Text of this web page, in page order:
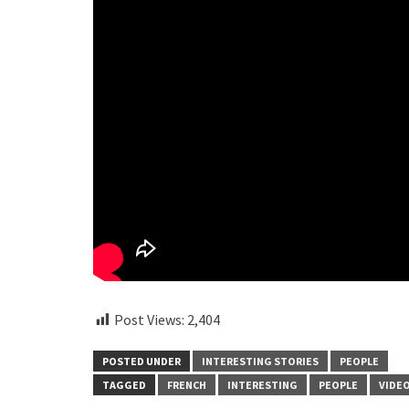
Post Views: 2,404
POSTED UNDER INTERESTING STORIES
PEOPLE
TAGGED
FRENCH INTERESTING PEOPLE